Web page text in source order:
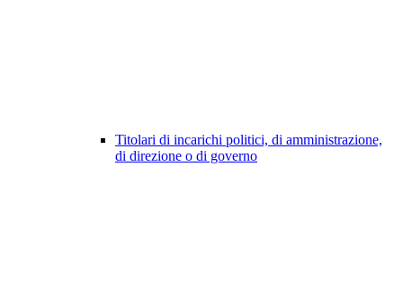
Titolari di incarichi politici, di amministrazione,
di direzione o di governo